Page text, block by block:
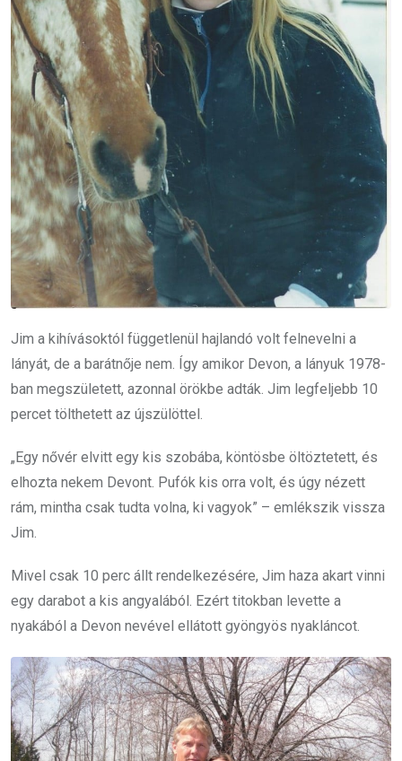
Jim a kihívásoktól függetlenül hajlandó volt felnevelni a
lányát, de a barátnője nem. Így amikor Devon, a lányuk 1978-
ban megszületett, azonnal örökbe adták. Jim legfeljebb 10
percet tölthetett az újszülöttel.
„Egy nővér elvitt egy kis szobába, köntösbe öltöztetett, és
elhozta nekem Devont. Pufók kis orra volt, és úgy nézett
rám, mintha csak tudta volna, ki vagyok” – emlékszik vissza
Jim.
Mivel csak 10 perc állt rendelkezésére, Jim haza akart vinni
egy darabot a kis angyalából. Ezért titokban levette a
nyakából a Devon nevével ellátott gyöngyös nyakláncot.